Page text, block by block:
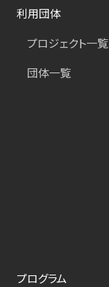
利用団体
プロジェクト一覧
団体一覧
プログラム